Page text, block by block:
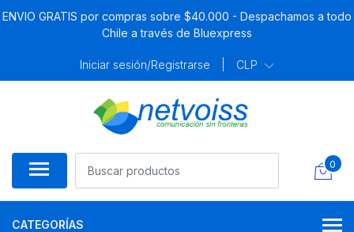
ENVIO GRATIS por compras sobre $40.000 - Despachamos a todo
Chile a través de Bluexpress
Iniciar sesión/Registrarse CLP
0
CATEGORÍAS